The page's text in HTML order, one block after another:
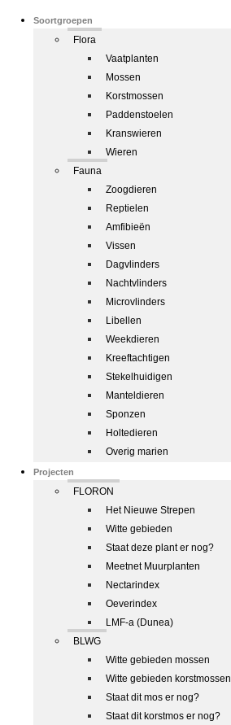
Soortgroepen
Flora
Vaatplanten
Mossen
Korstmossen
Paddenstoelen
Kranswieren
Wieren
Fauna
Zoogdieren
Reptielen
Amfibieën
Vissen
Dagvlinders
Nachtvlinders
Microvlinders
Libellen
Weekdieren
Kreeftachtigen
Stekelhuidigen
Manteldieren
Sponzen
Holtedieren
Overig marien
Projecten
FLORON
Het Nieuwe Strepen
Witte gebieden
Staat deze plant er nog?
Meetnet Muurplanten
Nectarindex
Oeverindex
LMF-a (Dunea)
BLWG
Witte gebieden mossen
Witte gebieden korstmossen
Staat dit mos er nog?
Staat dit korstmos er nog?